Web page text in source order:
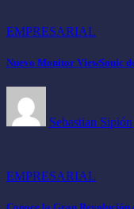
EMPRESARIAL
Nuevo Monitor ViewSonic
Sebastian Sipión
EMPRESARIAL